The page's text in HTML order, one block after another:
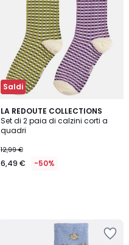
Saldi
LA REDOUTE COLLECTIONS
Set di 2 paia di calzini corti a
quadri
12,99 €
6,49 € -50%